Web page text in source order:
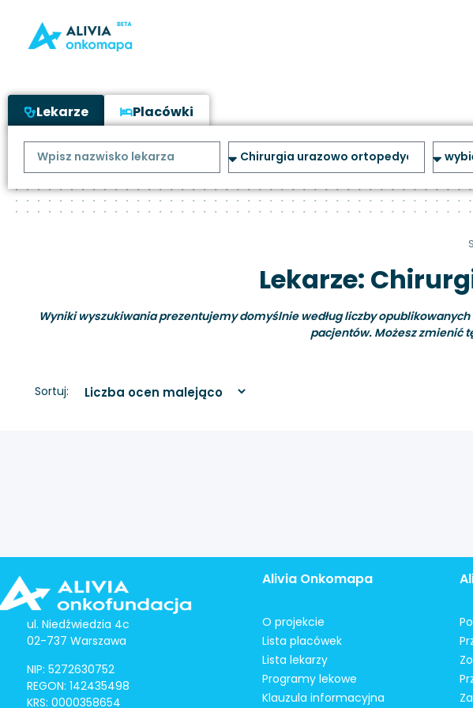
Lekarze Placówki
Lekarze:
Wyniki wyszukiwania prezentujemy domyślnie według liczby
pacjentów. Możesz zmienić
Sortuj:
ul. Niedźwiedzia 4c
02-737 Warszawa
NIP: 5272630752
REGON: 142435498
KRS: 0000358654
Alivia Onkomapa
O projekcie
Lista placówek
Lista lekarzy
Programy lekowe
Klauzula informacyjna